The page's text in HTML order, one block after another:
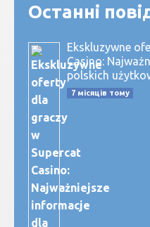
Останні
Ekskluzywne
Casino:
polskich
7 місяців тому